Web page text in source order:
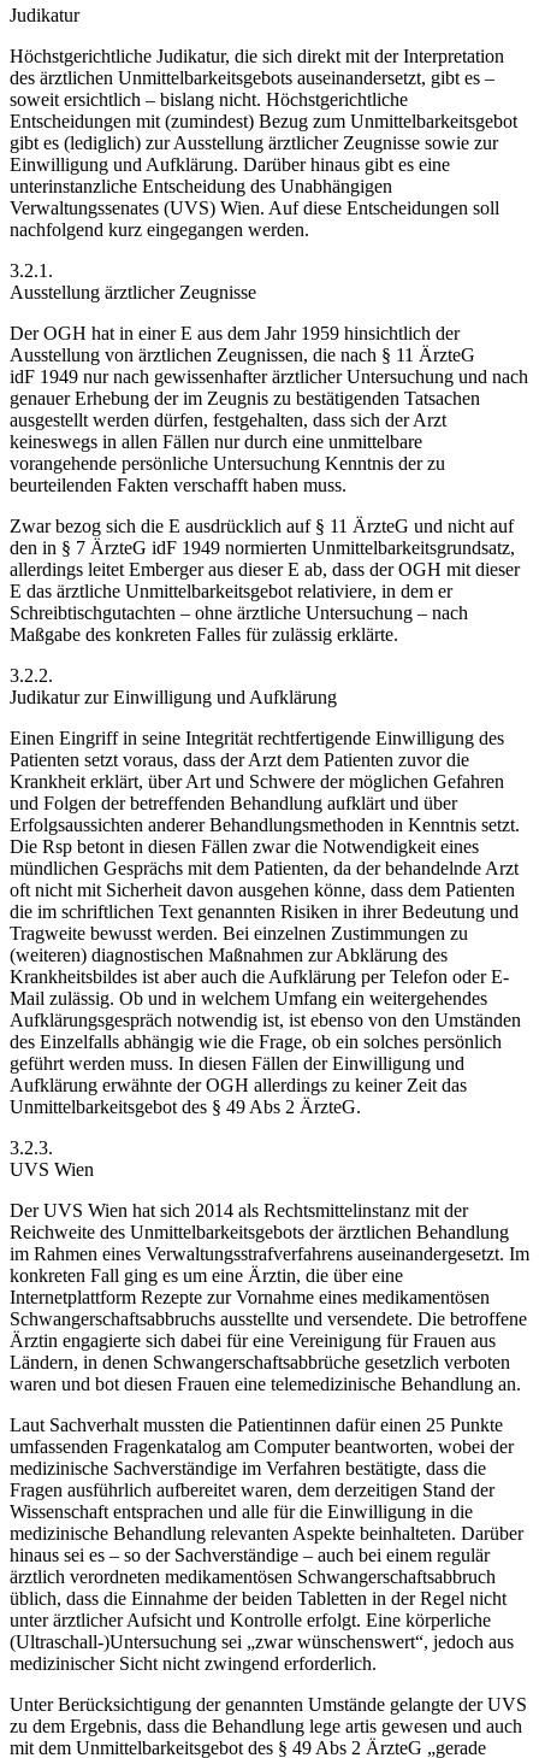
Judikatur
Höchstgerichtliche Judikatur, die sich direkt mit der Interpretation
des ärztlichen Unmittelbarkeitsgebots auseinandersetzt, gibt es –
soweit ersichtlich – bislang nicht. Höchstgerichtliche
Entscheidungen mit (zumindest) Bezug zum Unmittelbarkeitsgebot
gibt es (lediglich) zur Ausstellung ärztlicher Zeugnisse sowie zur
Einwilligung und Aufklärung. Darüber hinaus gibt es eine
unterinstanzliche Entscheidung des Unabhängigen
Verwaltungssenates (UVS) Wien. Auf diese Entscheidungen soll
nachfolgend kurz eingegangen werden.
3.2.1.
Ausstellung ärztlicher Zeugnisse
Der OGH hat in einer E aus dem Jahr 1959 hinsichtlich der
Ausstellung von ärztlichen Zeugnissen, die nach § 11 ÄrzteG
idF 1949 nur nach gewissenhafter ärztlicher Untersuchung und nach
genauer Erhebung der im Zeugnis zu bestätigenden Tatsachen
ausgestellt werden dürfen, festgehalten, dass sich der Arzt
keineswegs in allen Fällen nur durch eine unmittelbare
vorangehende persönliche Untersuchung Kenntnis der zu
beurteilenden Fakten verschafft haben muss.
Zwar bezog sich die E ausdrücklich auf § 11 ÄrzteG und nicht auf
den in § 7 ÄrzteG idF 1949 normierten Unmittelbarkeitsgrundsatz,
allerdings leitet Embergeraus dieser E ab, dass der OGH mit dieser
E das ärztliche Unmittelbarkeitsgebot relativiere, in dem er
Schreibtischgutachten – ohne ärztliche Untersuchung – nach
Maßgabe des konkreten Falles für zulässig erklärte.
3.2.2.
Judikatur zur Einwilligung und Aufklärung
Einen Eingriff in seine Integrität rechtfertigende Einwilligung des
Patienten setzt voraus, dass der Arzt dem Patienten zuvor die
Krankheit erklärt, über Art und Schwere der möglichen Gefahren
und Folgen der betreffenden Behandlung aufklärt und über
Erfolgsaussichten anderer Behandlungsmethoden in Kenntnis setzt.
Die Rsp betont in diesen Fällen zwar die Notwendigkeit eines
mündlichen Gesprächs mit dem Patienten, da der behandelnde Arzt
oft nicht mit Sicherheit davon ausgehen könne, dass dem Patienten
die im schriftlichen Text genannten Risiken in ihrer Bedeutung und
Tragweite bewusst werden. Bei einzelnen Zustimmungen zu
(weiteren) diagnostischen Maßnahmen zur Abklärung des
Krankheitsbildes ist aber auch die Aufklärung per Telefon oder E-
Mail zulässig. Ob und in welchem Umfang ein weitergehendes
Aufklärungsgespräch notwendig ist, ist ebenso von den Umständen
des Einzelfalls abhängig wie die Frage, ob ein solches persönlich
geführt werden muss. In diesen Fällen der Einwilligung und
Aufklärung erwähnte der OGH allerdings zu keiner Zeit das
Unmittelbarkeitsgebot des § 49 Abs 2 ÄrzteG.
3.2.3.
UVS Wien
Der UVS Wien hat sich 2014 als Rechtsmittelinstanz mit der
Reichweite des Unmittelbarkeitsgebots der ärztlichen Behandlung
im Rahmen eines Verwaltungsstrafverfahrens auseinandergesetzt. Im
konkreten Fall ging es um eine Ärztin, die über eine
Internetplattform Rezepte zur Vornahme eines medikamentösen
Schwangerschaftsabbruchs ausstellte und versendete. Die betroffene
Ärztin engagierte sich dabei für eine Vereinigung für Frauen aus
Ländern, in denen Schwangerschaftsabbrüche gesetzlich verboten
waren und bot diesen Frauen eine telemedizinische Behandlung an.
Laut Sachverhalt mussten die Patientinnen dafür einen 25 Punkte
umfassenden Fragenkatalog am Computer beantworten, wobei der
medizinische Sachverständige im Verfahren bestätigte, dass die
Fragen ausführlich aufbereitet waren, dem derzeitigen Stand der
Wissenschaft entsprachen und alle für die Einwilligung in die
medizinische Behandlung relevanten Aspekte beinhalteten. Darüber
hinaus sei es – so der Sachverständige – auch bei einem regulär
ärztlich verordneten medikamentösen Schwangerschaftsabbruch
üblich, dass die Einnahme der beiden Tabletten in der Regel nicht
unter ärztlicher Aufsicht und Kontrolle erfolgt. Eine körperliche
(Ultraschall-)Untersuchung sei „zwar wünschenswert“, jedoch aus
medizinischer Sicht nicht zwingend erforderlich.
Unter Berücksichtigung der genannten Umstände gelangte der UVS
zu dem Ergebnis, dass die Behandlung lege artis gewesen und auch
mit dem Unmittelbarkeitsgebot des § 49 Abs 2 ÄrzteG „gerade